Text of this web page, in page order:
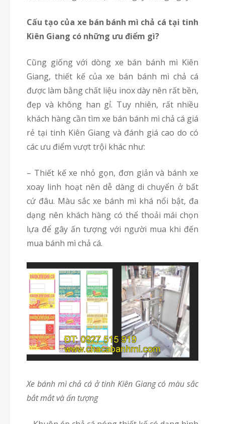
Cấu tạo của xe bán bánh mì chả cá tại tinh
Kiên Giang có những ưu điểm gì?
Cũng giống với dòng xe bán bánh mì Kiên
Giang, thiết kế của xe bán bánh mì chả cá
được làm bằng chất liệu inox dày nên rất bền,
đẹp và không han gỉ. Tuy nhiên, rất nhiều
khách hàng cần tìm xe bán bánh mì chả cá giá
rẻ tại tinh Kiên Giang và đánh giá cao do có
các ưu điểm vượt trội khác như:
– Thiết kế xe nhỏ gọn, đơn giản và bánh xe
xoay linh hoạt nên dễ dàng di chuyển ở bất
cứ đâu. Màu sắc xe bánh mì khá nổi bật, đa
dạng nên khách hàng có thể thoải mái chọn
lựa để gây ấn tượng với người mua khi đến
mua bánh mì chả cá.
Xe bánh mì chả cá ở tinh Kiên Giang có màu sắc
bắt mắt và ấn tượng